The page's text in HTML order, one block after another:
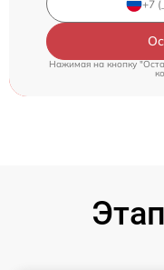
Нажимая на кнопку